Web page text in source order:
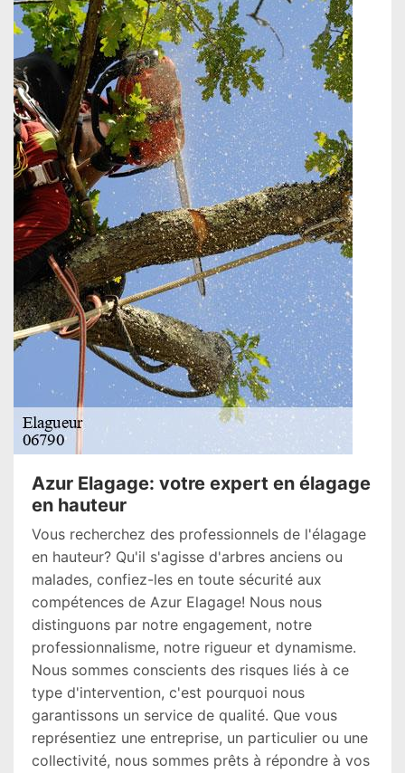
Azur Elagage: votre expert en élagage
en hauteur
Vous recherchez des professionnels de l'élagage
en hauteur? Qu'il s'agisse d'arbres anciens ou
malades, confiez-les en toute sécurité aux
compétences de Azur Elagage! Nous nous
distinguons par notre engagement, notre
professionnalisme, notre rigueur et dynamisme.
Nous sommes conscients des risques liés à ce
type d'intervention, c'est pourquoi nous
garantissons un service de qualité. Que vous
représentiez une entreprise, un particulier ou une
collectivité, nous sommes prêts à répondre à vos